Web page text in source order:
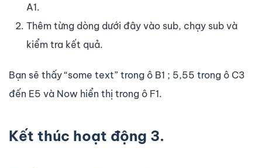
A1.
Thêm từng dòng dưới đây vào sub, chạy sub và
kiểm tra kết quả.
Bạn sẽ thấy “some text” trong ô B1 ; 5,55 trong ô C3
đến E5 và Now hiển thị trong ô F1.
Kết thúc hoạt động 3.